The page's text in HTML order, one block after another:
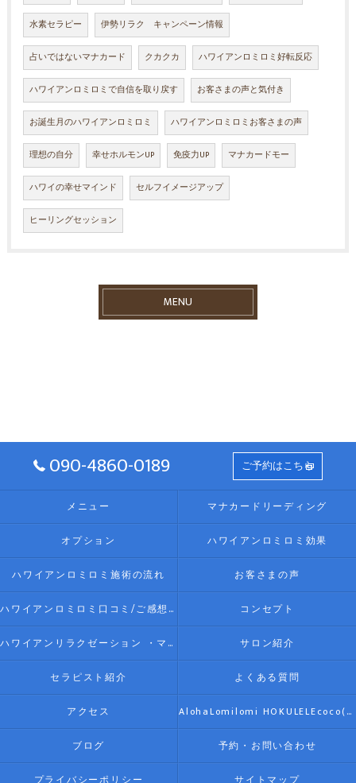
水素セラピー 伊勢リラク キャンペーン情報
占いではないマナカード クカクカ ハワイアンロミロミ好転反応
ハワイアンロミロミで自信を取り戻す お客さまの声と気付き
お誕生月のハワイアンロミロミ ハワイアンロミロミお客さまの声
理想の自分 幸せホルモンUP 免疫力UP マナカードモー
ハワイの幸せマインド セルフイメージアップ
ヒーリングセッション
MENU
090-4860-0189 ご予約はこちら
メニュー マナカードリーディング
オプション ハワイアンロミロミ効果
ハワイアンロミロミ施術の流れ お客さまの声
ハワイアンロミロミ口コミ/ご感想(伊勢リラク/リラクゼーション) コンセプト
ハワイアンリラクゼーション ・マッサージ AlohaLomilomi HOKULELEcoco(アロハロミロミ ホクレレココ)☆彡について サロン紹介
セラピスト紹介 よくある質問
アクセス AlohaLomilomi HOKULELEcoco(アロハロミロミ ホクレレココ)☆彡
ブログ 予約・お問い合わせ